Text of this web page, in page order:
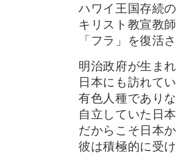
ハワイ王国存続
キリスト教宣教
「フラ」を復活
明治政府が生ま
日本にも訪れて
有色人種であり
自立していた日
だからこそ日本
彼は積極的に受